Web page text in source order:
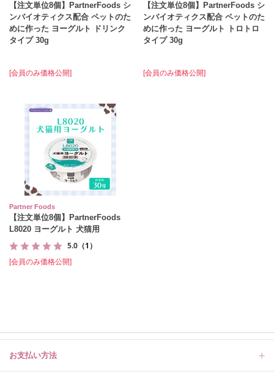
【注文単位8個】PartnerFoods シ
ンバイオティクス配合 ペットのた
めに作った ヨーグルト ドリンク
タイプ 30g
[会員のみ価格公開]
【注文単位8個】PartnerFoods シ
ンバイオティクス配合 ペットのた
めに作った ヨーグルト トロトロ
タイプ 30g
[会員のみ価格公開]
Partner Foods
【注文単位8個】PartnerFoods
L8020 ヨーグルト 犬猫用
5.0 （1）
[会員のみ価格公開]
お支払い方法